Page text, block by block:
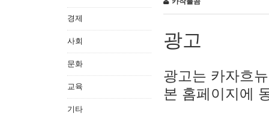
경제
사회
문화
교육
기타
광고
광고는 카자흐
본 홈페이지에